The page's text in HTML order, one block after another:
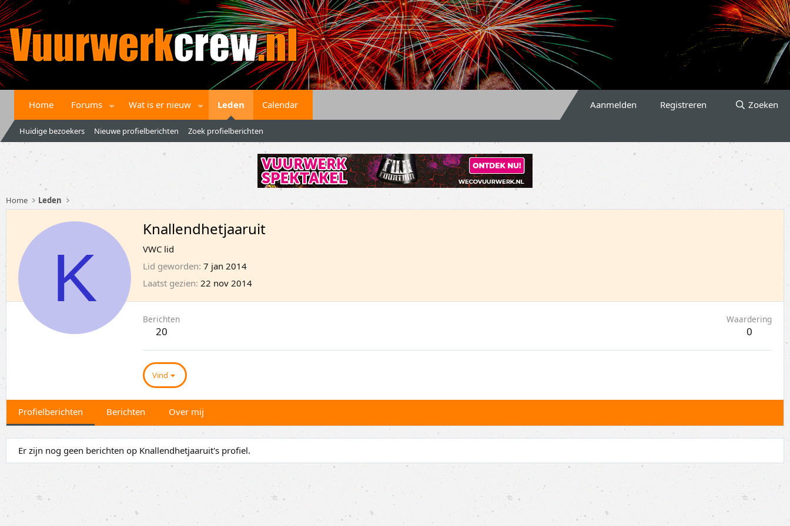
Home Forums Wat is er nieuw Leden Calendar Aanmelden Registreren Zoeken
Huidige bezoekers Nieuwe profielberichten Zoek profielberichten
Home Leden
K
Knallendhetjaaruit
VWC lid
Lid geworden 7 jan 2014
Laatst gezien 22 nov 2014
Berichten
20
Waardering
0
Vind
Profielberichten Berichten Over mij
Er zijn nog geen berichten op Knallendhetjaaruit's profiel.